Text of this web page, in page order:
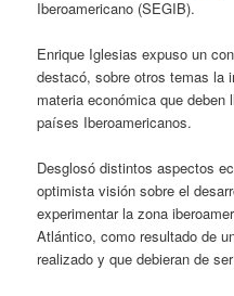
Iberoamericano (SEGIB).
Enrique Iglesias expuso un
destacó, sobre otros temas la
materia económica que
países Iberoamericanos.
Desglosó distintos aspectos
optimista visión sobre el
experimentar la zona
Atlántico, como resultado de
realizado y que debieran de